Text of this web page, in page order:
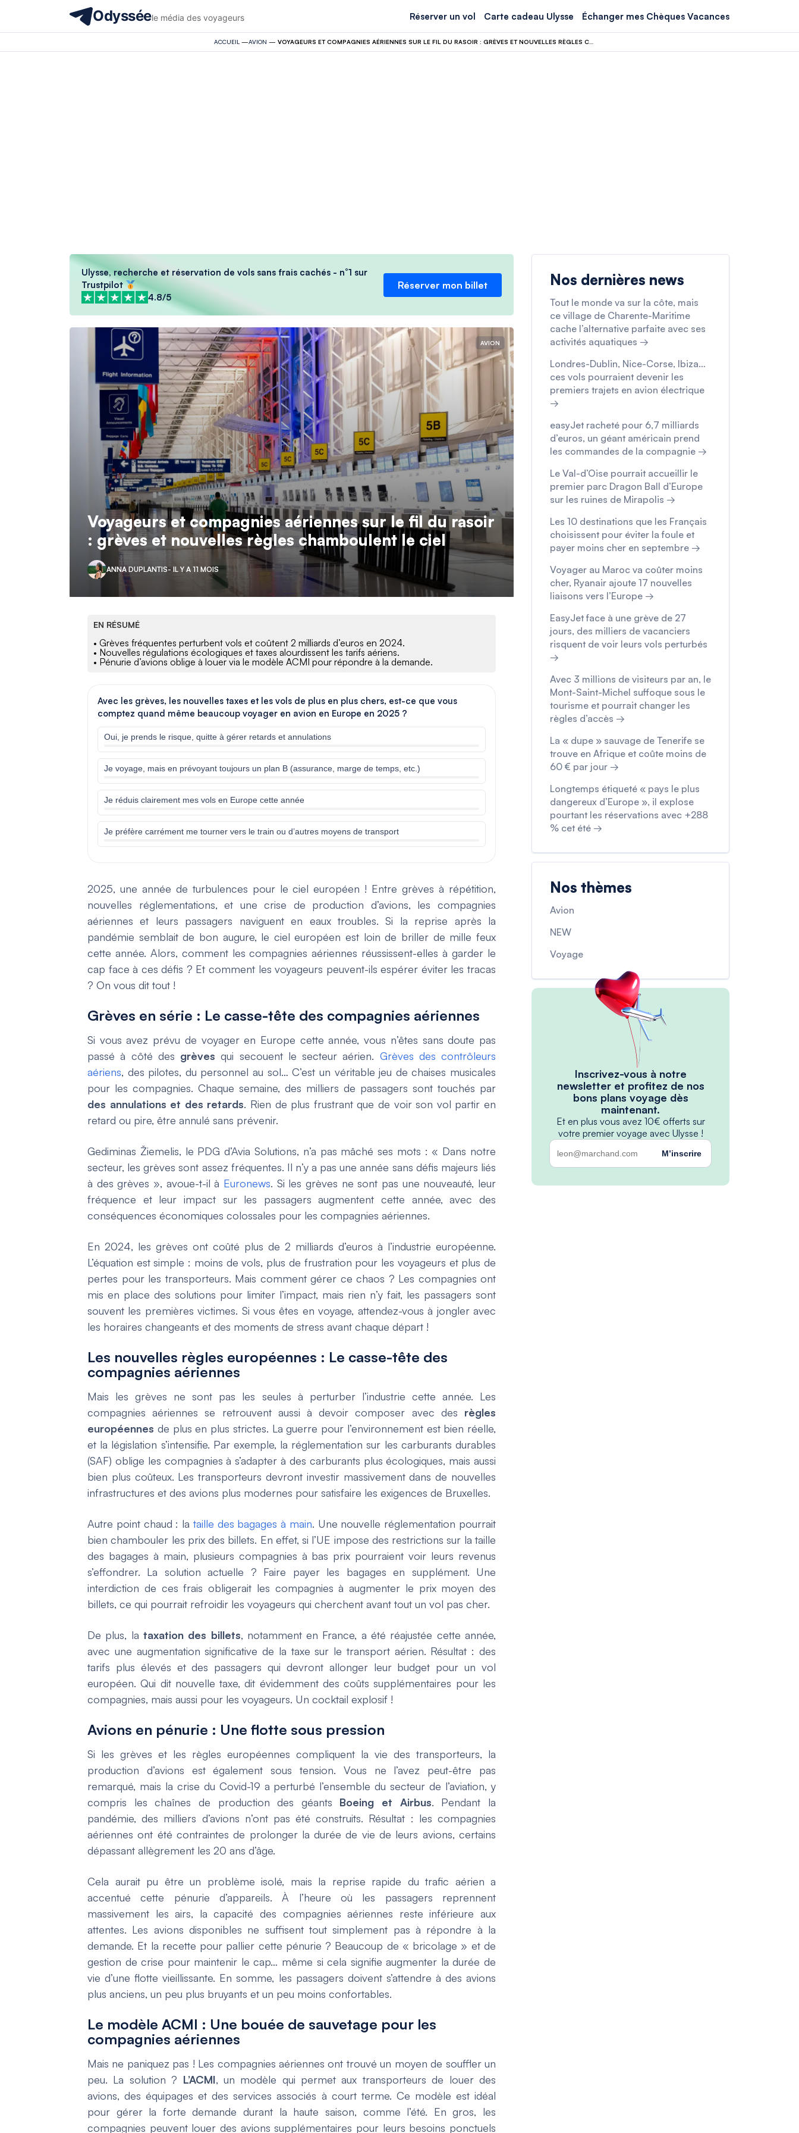
Odysséele média des voyageurs Réserver un vol Carte cadeau Ulysse Échanger mes Chèques Vacances
ACCUEIL —AVION —
Ulysse, recherche et réservation de vols sans frais cachés - n°1 sur
Trustpilot
4.8/5
Réserver mon billet
AVION
Voyageurs et compagnies aériennes sur le fil du rasoir
: grèves et nouvelles règles chamboulent le ciel
ANNA DUPLANTIS- IL Y A 11 MOIS
EN RÉSUMÉ
• Grèves fréquentes perturbent vols et coûtent 2 milliards d’euros en 2024.
• Nouvelles régulations écologiques et taxes alourdissent les tarifs aériens.
• Pénurie d’avions oblige à louer via le modèle ACMI pour répondre à la demande.
Avec les grèves, les nouvelles taxes et les vols de plus en plus chers, est-ce que vous
comptez quand même beaucoup voyager en avion en Europe en 2025 ?
Oui, je prends le risque, quitte à gérer retards et annulations
Je voyage, mais en prévoyant toujours un plan B (assurance, marge de temps, etc.)
Je réduis clairement mes vols en Europe cette année
Je préfère carrément me tourner vers le train ou d’autres moyens de transport
2025, une année de turbulences pour le ciel européen ! Entre grèves à répétition,
nouvelles réglementations, et une crise de production d’avions, les compagnies
aériennes et leurs passagers naviguent en eaux troubles. Si la reprise après la
pandémie semblait de bon augure, le ciel européen est loin de briller de mille feux
cette année. Alors, comment les compagnies aériennes réussissent-elles à garder le
cap face à ces défis ? Et comment les voyageurs peuvent-ils espérer éviter les tracas
? On vous dit tout !
Grèves en série : Le casse-tête des compagnies aériennes
Si vous avez prévu de voyager en Europe cette année, vous n’êtes sans doute pas
passé à côté des grèves qui secouent le secteur aérien. Grèves des contrôleurs
aériens, des pilotes, du personnel au sol… C’est un véritable jeu de chaises musicales
pour les compagnies. Chaque semaine, des milliers de passagers sont touchés par
des annulations et des retards. Rien de plus frustrant que de voir son vol partir en
retard ou pire, être annulé sans prévenir.
Gediminas Žiemelis, le PDG d’Avia Solutions, n’a pas mâché ses mots : « Dans notre
secteur, les grèves sont assez fréquentes. Il n’y a pas une année sans défis majeurs liés
à des grèves », avoue-t-il à Euronews. Si les grèves ne sont pas une nouveauté, leur
fréquence et leur impact sur les passagers augmentent cette année, avec des
conséquences économiques colossales pour les compagnies aériennes.
En 2024, les grèves ont coûté plus de 2 milliards d’euros à l’industrie européenne.
L’équation est simple : moins de vols, plus de frustration pour les voyageurs et plus de
pertes pour les transporteurs. Mais comment gérer ce chaos ? Les compagnies ont
mis en place des solutions pour limiter l’impact, mais rien n’y fait, les passagers sont
souvent les premières victimes. Si vous êtes en voyage, attendez-vous à jongler avec
les horaires changeants et des moments de stress avant chaque départ !
Les nouvelles règles européennes : Le casse-tête des
compagnies aériennes
Mais les grèves ne sont pas les seules à perturber l’industrie cette année. Les
compagnies aériennes se retrouvent aussi à devoir composer avec des règles
européennes de plus en plus strictes. La guerre pour l’environnement est bien réelle,
et la législation s’intensifie. Par exemple, la réglementation sur les carburants durables
(SAF) oblige les compagnies à s’adapter à des carburants plus écologiques, mais aussi
bien plus coûteux. Les transporteurs devront investir massivement dans de nouvelles
infrastructures et des avions plus modernes pour satisfaire les exigences de Bruxelles.
Autre point chaud : la taille des bagages à main. Une nouvelle réglementation pourrait
bien chambouler les prix des billets. En effet, si l’UE impose des restrictions sur la taille
des bagages à main, plusieurs compagnies à bas prix pourraient voir leurs revenus
s’effondrer. La solution actuelle ? Faire payer les bagages en supplément. Une
interdiction de ces frais obligerait les compagnies à augmenter le prix moyen des
billets, ce qui pourrait refroidir les voyageurs qui cherchent avant tout un vol pas cher.
De plus, la taxation des billets, notamment en France, a été réajustée cette année,
avec une augmentation significative de la taxe sur le transport aérien. Résultat : des
tarifs plus élevés et des passagers qui devront allonger leur budget pour un vol
européen. Qui dit nouvelle taxe, dit évidemment des coûts supplémentaires pour les
compagnies, mais aussi pour les voyageurs. Un cocktail explosif !
Avions en pénurie : Une flotte sous pression
Si les grèves et les règles européennes compliquent la vie des transporteurs, la
production d’avions est également sous tension. Vous ne l’avez peut-être pas
remarqué, mais la crise du Covid-19 a perturbé l’ensemble du secteur de l’aviation, y
compris les chaînes de production des géants Boeing et Airbus. Pendant la
pandémie, des milliers d’avions n’ont pas été construits. Résultat : les compagnies
aériennes ont été contraintes de prolonger la durée de vie de leurs avions, certains
dépassant allègrement les 20 ans d’âge.
Cela aurait pu être un problème isolé, mais la reprise rapide du trafic aérien a
accentué cette pénurie d’appareils. À l’heure où les passagers reprennent
massivement les airs, la capacité des compagnies aériennes reste inférieure aux
attentes. Les avions disponibles ne suffisent tout simplement pas à répondre à la
demande. Et la recette pour pallier cette pénurie ? Beaucoup de « bricolage » et de
gestion de crise pour maintenir le cap… même si cela signifie augmenter la durée de
vie d’une flotte vieillissante. En somme, les passagers doivent s’attendre à des avions
plus anciens, un peu plus bruyants et un peu moins confortables.
Le modèle ACMI : Une bouée de sauvetage pour les
compagnies aériennes
Mais ne paniquez pas ! Les compagnies aériennes ont trouvé un moyen de souffler un
peu. La solution ? L’ACMI, un modèle qui permet aux transporteurs de louer des
avions, des équipages et des services associés à court terme. Ce modèle est idéal
pour gérer la forte demande durant la haute saison, comme l’été. En gros, les
compagnies peuvent louer des avions supplémentaires pour leurs besoins ponctuels
Nos dernières news
Tout le monde va sur la côte, mais
ce village de Charente-Maritime
cache l’alternative parfaite avec ses
activités aquatiques →
Londres-Dublin, Nice-Corse, Ibiza…
ces vols pourraient devenir les
premiers trajets en avion électrique
→
easyJet racheté pour 6,7 milliards
d’euros, un géant américain prend
les commandes de la compagnie →
Le Val-d’Oise pourrait accueillir le
premier parc Dragon Ball d’Europe
sur les ruines de Mirapolis →
Les 10 destinations que les Français
choisissent pour éviter la foule et
payer moins cher en septembre →
Voyager au Maroc va coûter moins
cher, Ryanair ajoute 17 nouvelles
liaisons vers l’Europe →
EasyJet face à une grève de 27
jours, des milliers de vacanciers
risquent de voir leurs vols perturbés
→
Avec 3 millions de visiteurs par an, le
Mont-Saint-Michel suffoque sous le
tourisme et pourrait changer les
règles d’accès →
La « dupe » sauvage de Tenerife se
trouve en Afrique et coûte moins de
60 € par jour →
Longtemps étiqueté « pays le plus
dangereux d’Europe », il explose
pourtant les réservations avec +288
% cet été →
Nos thèmes
Avion
NEW
Voyage
Inscrivez-vous à notre
newsletter et profitez de nos
bons plans voyage dès
maintenant.
Et en plus vous avez 10€ offerts sur
votre premier voyage avec Ulysse !
M’inscrire